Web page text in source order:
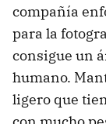
compañía
para la
consigue un
humano.
ligero que